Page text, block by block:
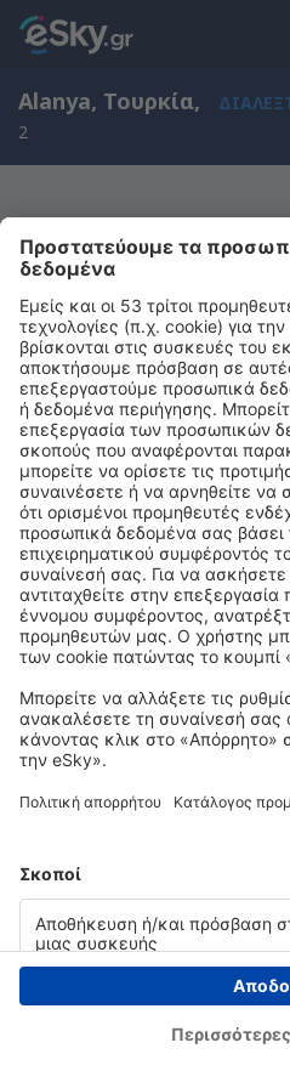
Alanya, Τουρκία,
2
Μας συγχωρείτε,
αποτελέσματα για
Προσπαθήστε να κάνετε αναζήτηση
Copyright © eSky.gr. Με την